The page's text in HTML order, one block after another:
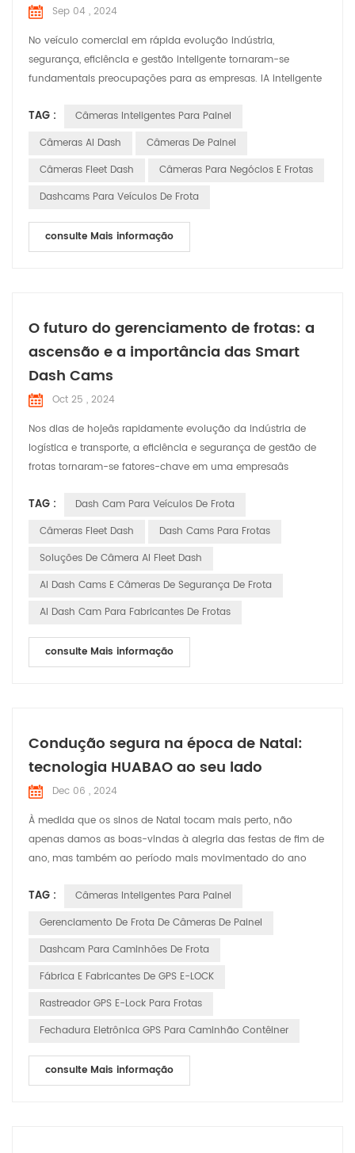
Sep 04 , 2024
No veículo comercial em rápida evolução indústria,
segurança, eficiência e gestão inteligente tornaram-se
fundamentais preocupações para as empresas. IA inteligente
assistentes em veículos comerciais, fornecendo soluções
completas para frota operações. As câmeras inteligentes
para veícu...
TAG :
Câmeras Inteligentes Para Painel
Câmeras AI Dash
Câmeras De Painel
Câmeras Fleet Dash
Câmeras Para Negócios E Frotas
Dashcams Para Veículos De Frota
consulte Mais informação
O futuro do gerenciamento de frotas: a
ascensão e a importância das Smart
Dash Cams
Oct 25 , 2024
Nos dias de hojeâs rapidamente evolução da indústria de
logística e transporte, a eficiência e segurança de gestão de
frotas tornaram-se fatores-chave em uma empresaâs
câmeras de painel inteligentes têm transformado de simples
ferramentas de gravação de vídeo em ferramentas
Este artig...
TAG :
Dash Cam Para Veículos De Frota
Câmeras Fleet Dash
Dash Cams Para Frotas
Soluções De Câmera AI Fleet Dash
AI Dash Cams E Câmeras De Segurança De Frota
AI Dash Cam Para Fabricantes De Frotas
consulte Mais informação
Condução segura na época de Natal:
tecnologia HUABAO ao seu lado
Dec 06 , 2024
À medida que os sinos de Natal tocam mais perto, não
apenas damos as boas-vindas à alegria das festas de fim de
ano, mas também ao período mais movimentado do ano
a HUABAO Technology, fabricante líder de gravadores de
direção e produtos GPS elock, está comprometida em garantir
me...
TAG :
Câmeras Inteligentes Para Painel
Gerenciamento De Frota De Câmeras De Painel
Dashcam Para Caminhões De Frota
Fábrica E Fabricantes De GPS E-LOCK
Rastreador GPS E-Lock Para Frotas
Fechadura Eletrônica GPS Para Caminhão Contêiner
consulte Mais informação